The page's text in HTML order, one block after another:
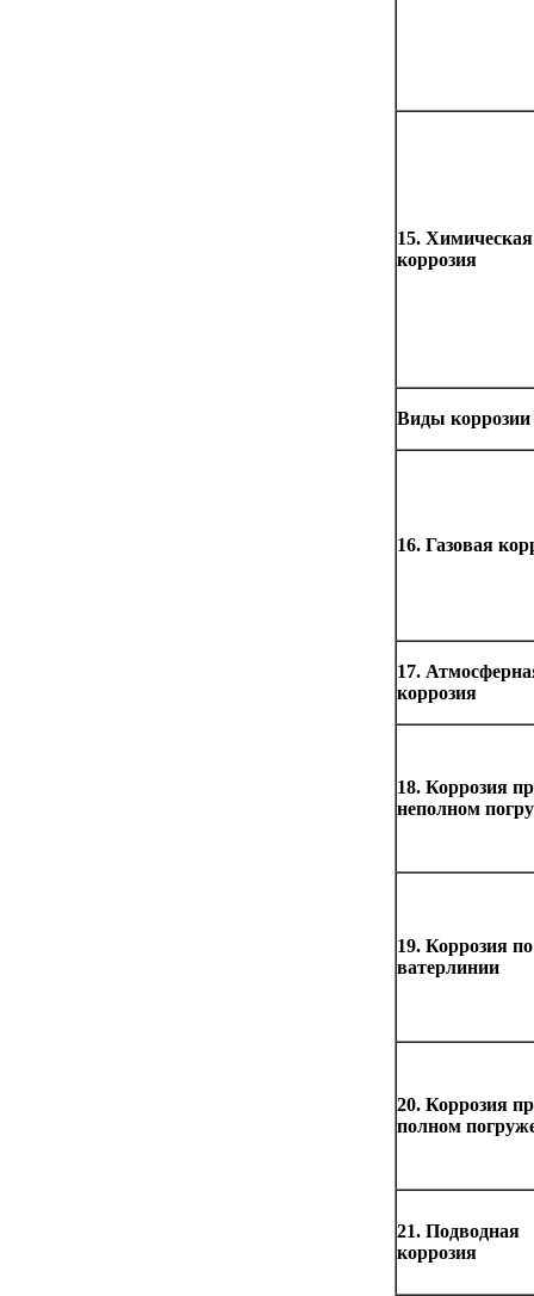
15. Химическая
коррозия
Виды коррозии
16. Газовая
17.
коррозия
18. Коррозия
неполном
19. Коррозия по
ватерлинии
20. Коррозия
полном
21. Подводная
коррозия